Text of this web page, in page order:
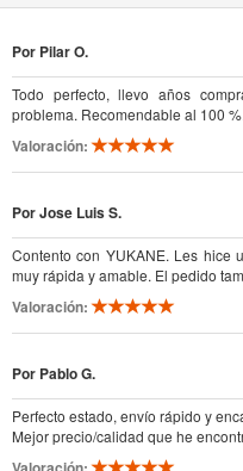
Por Pilar O.
Todo perfecto, llevo años
problema. Recomendable al 100 %.
Valoración:
Por Jose Luis S.
Contento con YUKANE. Les hice
muy rápida y amable. El pedido
Valoración:
Por Pablo G.
Perfecto estado, envío rápido y
Mejor precio/calidad que he